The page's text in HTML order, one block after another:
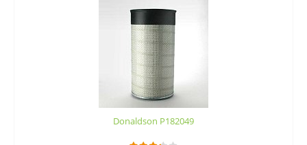
Donaldson P182049